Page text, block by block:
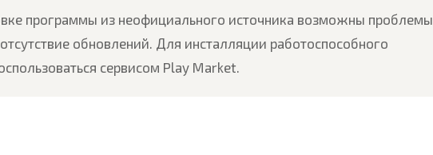
программы из неофициального источника возможны проблемы
обновлений. Для инсталляции работоспособного
сервисом Play Market.